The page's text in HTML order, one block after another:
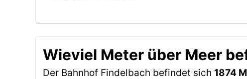
Wieviel Meter über Meer
Der Bahnhof Findelbach befindet sich 1874